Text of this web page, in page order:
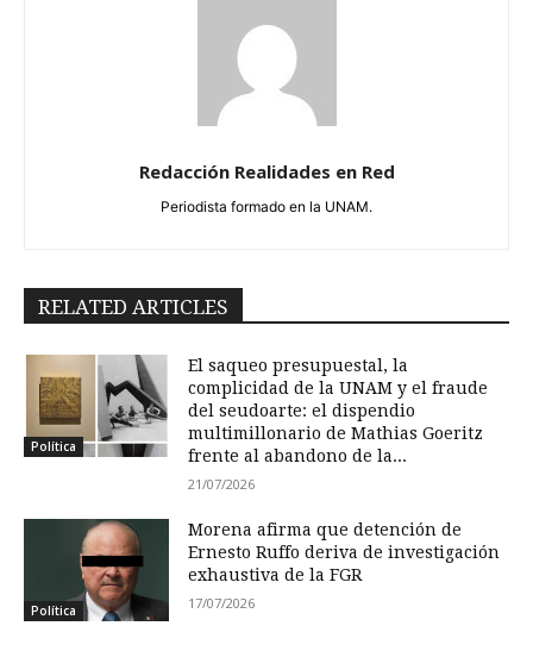
Redacción Realidades en Red
Periodista formado en la UNAM.
RELATED ARTICLES
Política
El saqueo presupuestal, la
complicidad de la UNAM y el fraude
del seudoarte: el dispendio
multimillonario de Mathias Goeritz
frente al abandono de la...
21/07/2026
Política
Morena afirma que detención de
Ernesto Ruffo deriva de investigación
exhaustiva de la FGR
17/07/2026